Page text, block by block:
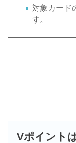
対象カード
す。
Vポイント